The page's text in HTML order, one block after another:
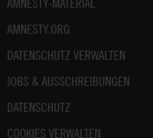
AMNESTY-MATERIAL
AMNESTY.ORG
DATENSCHUTZ VERWALTEN
JOBS & AUSSCHREIBUNGEN
DATENSCHUTZ
COOKIES VERWALTEN